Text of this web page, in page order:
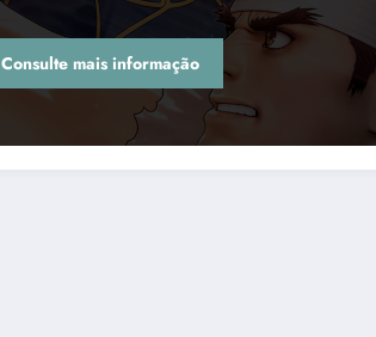
Consulte mais informação